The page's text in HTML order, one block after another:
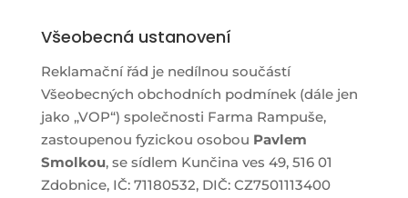
Všeobecná ustanovení
Reklamační řád je nedílnou součástí
Všeobecných obchodních podmínek (dále jen
jako „VOP“) společnosti Farma Rampuše,
zastoupenou fyzickou osobou Pavlem
Smolkou, se sídlem Kunčina ves 49, 516 01
Zdobnice, IČ: 71180532, DIČ: CZ7501113400